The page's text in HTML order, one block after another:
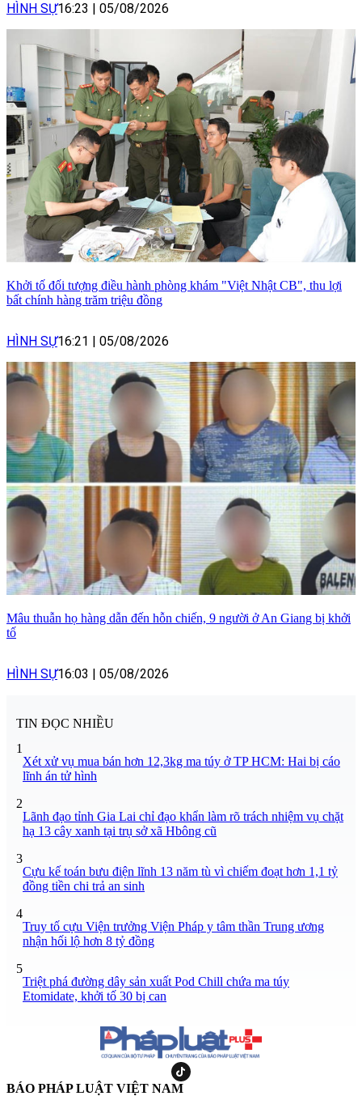
HÌNH SỰ16:23 05/08/2026
Khởi tố đối tượng điều hành phòng khám "Việt Nhật CB", thu lợi
bất chính hàng trăm triệu đồng
HÌNH SỰ16:21 05/08/2026
Mâu thuẫn họ hàng dẫn đến hỗn chiến, 9 người ở An Giang bị khởi
tố
HÌNH SỰ16:03 05/08/2026
TIN ĐỌC NHIỀU
1
Xét xử vụ mua bán hơn 12,3kg ma túy ở TP HCM: Hai bị cáo
lĩnh án tử hình
2
Lãnh đạo tỉnh Gia Lai chỉ đạo khẩn làm rõ trách nhiệm vụ chặt
hạ 13 cây xanh tại trụ sở xã Hbông cũ
3
Cựu kế toán bưu điện lĩnh 13 năm tù vì chiếm đoạt hơn 1,1 tỷ
đồng tiền chi trả an sinh
4
Truy tố cựu Viện trưởng Viện Pháp y tâm thần Trung ương
nhận hối lộ hơn 8 tỷ đồng
5
Triệt phá đường dây sản xuất Pod Chill chứa ma túy
Etomidate, khởi tố 30 bị can
BÁO PHÁP LUẬT VIỆT NAM